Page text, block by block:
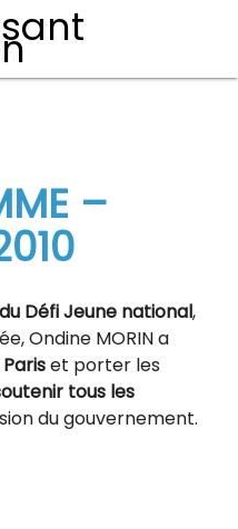
–
Défi Jeune national,
Ondine MORIN a
et porter les
tous les
du gouvernement.